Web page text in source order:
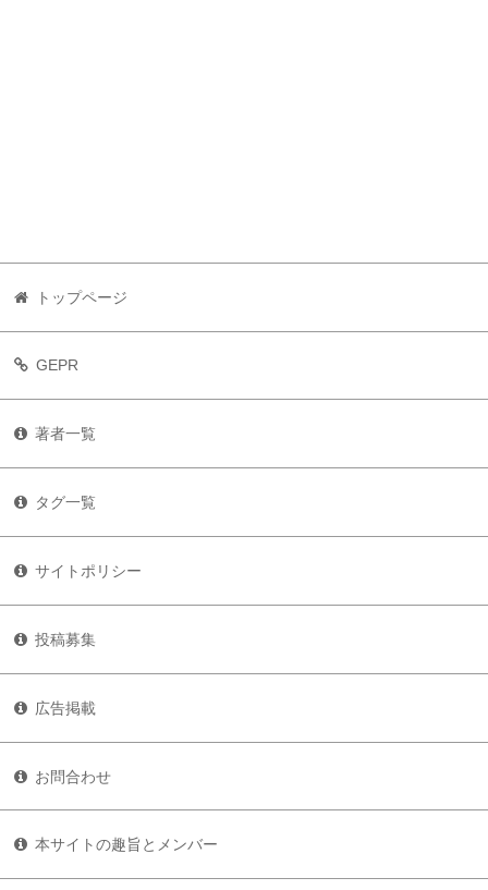
トップページ
GEPR
著者一覧
タグ一覧
サイトポリシー
投稿募集
広告掲載
お問合わせ
本サイトの趣旨とメンバー